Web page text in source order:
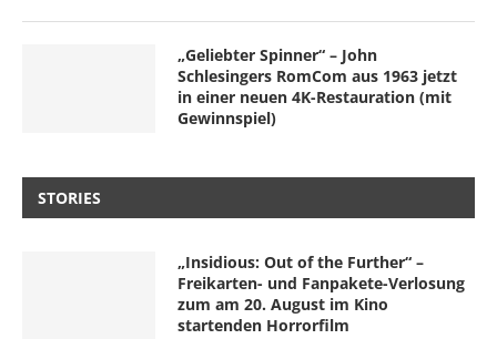
„Geliebter Spinner“ – John
Schlesingers RomCom aus 1963 jetzt
in einer neuen 4K-Restauration (mit
Gewinnspiel)
STORIES
„Insidious: Out of the Further“ –
Freikarten- und Fanpakete-Verlosung
zum am 20. August im Kino
startenden Horrorfilm